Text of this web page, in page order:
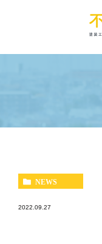
NEWS
2022.09.27